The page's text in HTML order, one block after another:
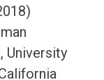
University